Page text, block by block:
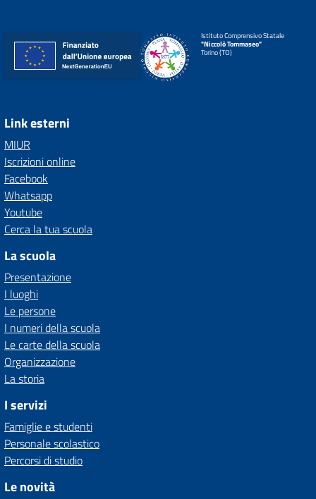
Istituto Comprensivo Statale
"Niccolò Tommaseo"
Torino (TO)
Link esterni
MIUR
Iscrizioni online
Facebook
Whatsapp
Youtube
Cerca la tua scuola
La scuola
Presentazione
I luoghi
Le persone
I numeri della scuola
Le carte della scuola
Organizzazione
La storia
I servizi
Famiglie e studenti
Personale scolastico
Percorsi di studio
Le novità